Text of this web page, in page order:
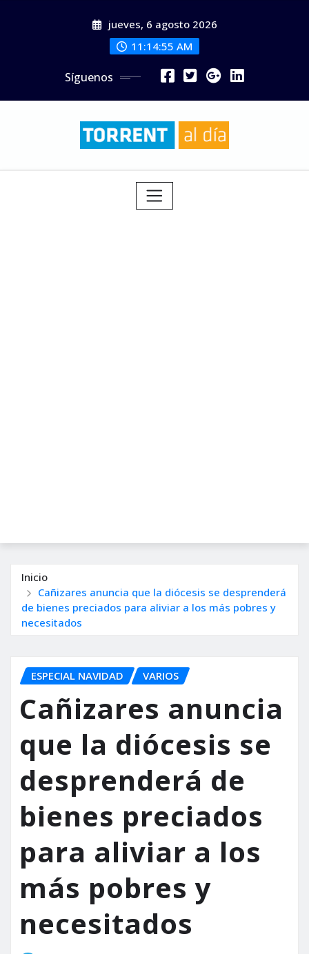
jueves, 6 agosto 2026
11:14:57 AM
Síguenos
Inicio
Cañizares anuncia que la diócesis se desprenderá
de bienes preciados para aliviar a los más pobres y
necesitados
ESPECIAL NAVIDAD VARIOS
Cañizares anuncia
que la diócesis se
desprenderá de
bienes preciados
para aliviar a los
más pobres y
necesitados